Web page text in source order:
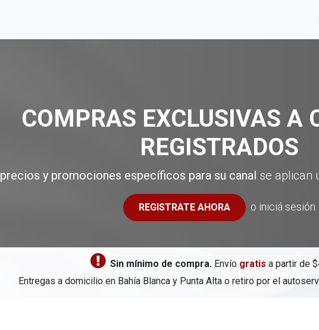
COMPRAS EXCLUSIVAS A
REGISTRADOS
precios y promociones específicos para su canal se aplican
REGISTRATE AHORA o iniciá sesión
​ Sin mínimo de compra. Envío gratis a partir de
Entregas a domicilio en Bahía Blanca y Punta Alta o retiro por el